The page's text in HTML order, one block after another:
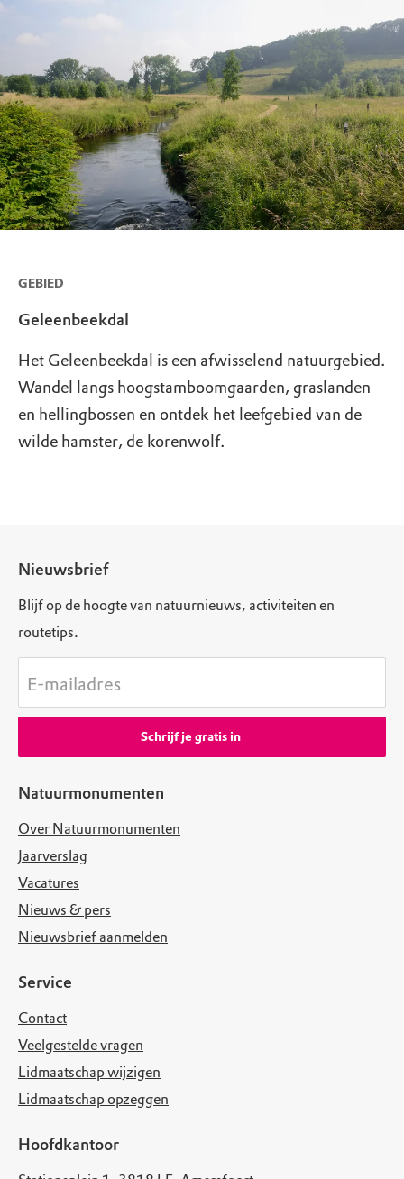
GEBIED
Geleenbeekdal
Het Geleenbeekdal is een afwisselend natuurgebied.
Wandel langs hoogstamboomgaarden, graslanden
en hellingbossen en ontdek het leefgebied van de
wilde hamster, de korenwolf.
Natuurmonumenten
Over Natuurmonumenten
Jaarverslag
Vacatures
Nieuws & pers
Nieuwsbrief aanmelden
Service
Contact
Veelgestelde vragen
Lidmaatschap wijzigen
Lidmaatschap opzeggen
Hoofdkantoor
Nieuwsbrief
Blijf op de hoogte van natuurnieuws, activiteiten en
routetips.
E-mailadres
Schrijf je gratis in